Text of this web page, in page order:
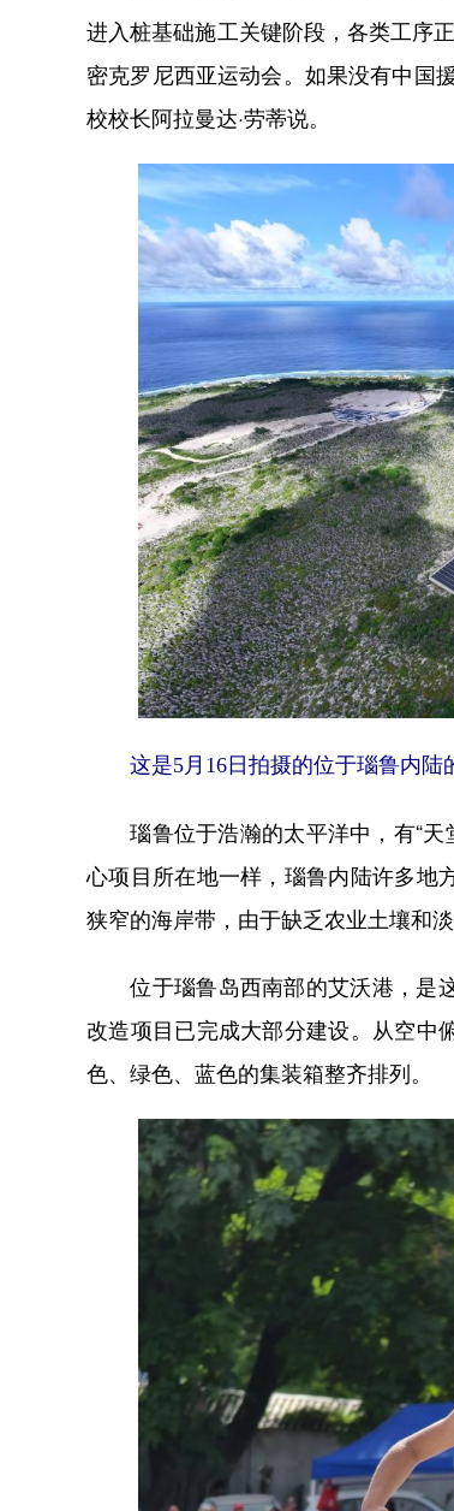
进入桩基础施工关键阶段，各类工序
密克罗尼西亚运动会。如果没有中国
校校长阿拉曼达·劳蒂说。
这是5月16日拍摄的位于瑙鲁内陆
瑙鲁位于浩瀚的太平洋中，有“天
心项目所在地一样，瑙鲁内陆许多地
狭窄的海岸带，由于缺乏农业土壤和
位于瑙鲁岛西南部的艾沃港，是这
改造项目已完成大部分建设。从空中
色、绿色、蓝色的集装箱整齐排列。